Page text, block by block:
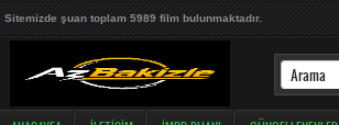
Sitemizde şuan toplam 5989 film bulunmaktadır.